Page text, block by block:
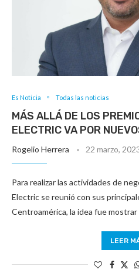
Es Noticia Todas las noticias
MÁS ALLÁ DE LOS
ELECTRIC VA POR
Rogelio Herrera 22 marzo,
Para realizar las actividades de
Electric se reunió con sus
Centroamérica, la idea fue
LEER